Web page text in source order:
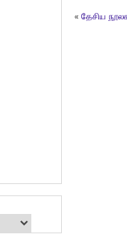
« தேசிய